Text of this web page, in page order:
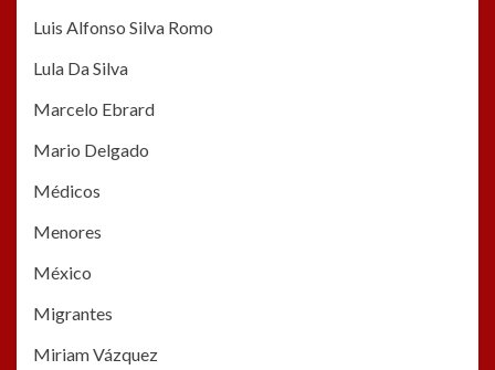
Luis Alfonso Silva Romo
Lula Da Silva
Marcelo Ebrard
Mario Delgado
Médicos
Menores
México
Migrantes
Miriam Vázquez